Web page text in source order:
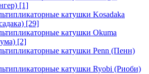
[1]
катушки Kosadaka
[29]
катушки Okuma
[2]
катушки Penn (Пенн)
катушки Ryobi (Риоби)